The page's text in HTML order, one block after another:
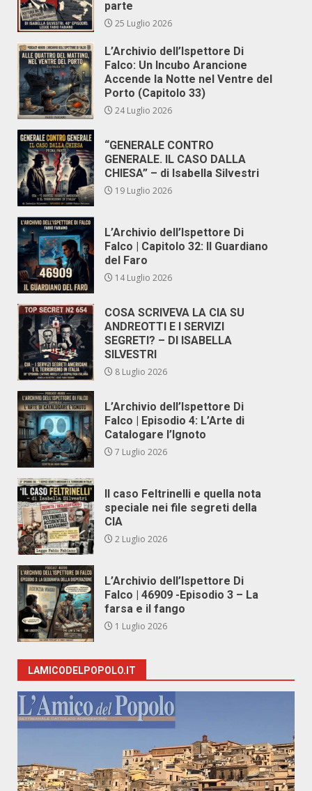
parte
25 Luglio 2026
L’Archivio dell’Ispettore Di
Falco: Un Incubo Arancione
Accende la Notte nel Ventre del
Porto (Capitolo 33)
24 Luglio 2026
“GENERALE CONTRO
GENERALE. IL CASO DALLA
CHIESA” – di Isabella Silvestri
19 Luglio 2026
L’Archivio dell’Ispettore Di
Falco | Capitolo 32: Il Guardiano
del Faro
14 Luglio 2026
COSA SCRIVEVA LA CIA SU
ANDREOTTI E I SERVIZI
SEGRETI? – DI ISABELLA
SILVESTRI
8 Luglio 2026
L’Archivio dell’Ispettore Di
Falco | Episodio 4: L’Arte di
Catalogare l’Ignoto
7 Luglio 2026
Il caso Feltrinelli e quella nota
speciale nei file segreti della
CIA
2 Luglio 2026
L’Archivio dell’Ispettore Di
Falco | 46909 -Episodio 3 – La
farsa e il fango
1 Luglio 2026
LAMICODELPOPOLO.IT